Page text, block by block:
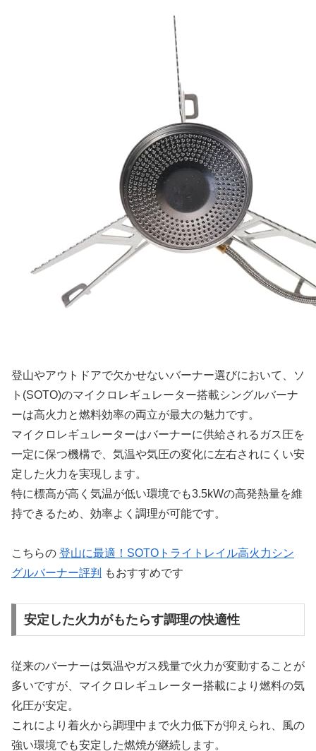
登山やアウトドアで欠かせないバーナー選びにおいて、ソ
ト(SOTO)のマイクロレギュレーター搭載シングルバーナ
ーは高火力と燃料効率の両立が最大の魅力です。
マイクロレギュレーターはバーナーに供給されるガス圧を
一定に保つ機構で、気温や気圧の変化に左右されにくい安
定した火力を実現します。
特に標高が高く気温が低い環境でも3.5kWの高発熱量を維
持できるため、効率よく調理が可能です。
こちらの 登山に最適！SOTOトライトレイル高火力シン
グルバーナー評判
もおすすめです
安定した火力がもたらす調理の快適性
従来のバーナーは気温やガス残量で火力が変動することが
多いですが、マイクロレギュレーター搭載により燃料の気
化圧が安定。
これにより着火から調理中まで火力低下が抑えられ、風の
強い環境でも安定した燃焼が継続します。